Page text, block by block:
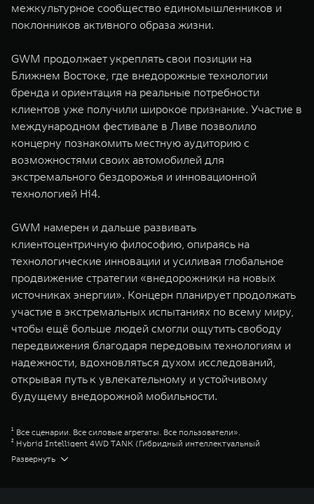
межкультурное сообщество единомышленников и
поклонников активного образа жизни.
GWM продолжает укреплять свои позиции на
Ближнем Востоке, где внедорожные технологии
бренда и ориентация на реальные потребности
клиентов уже получили широкое признание. Участие в
международном фестивале в Ливе позволило
концерну познакомить местную аудиторию с
возможностями своих автомобилей для
экстремального бездорожья и инновационной
технологией Hi4.
GWM намерен и дальше развивать
клиентоцентричную философию, опираясь на
технологические инновации и усиливая глобальное
продвижение стратегии «внедорожники на новых
источниках энергии». Концерн планирует продолжать
участие в экстремальных испытаниях по всему миру,
чтобы ещё больше людей смогли ощутить свободу
передвижения благодаря передовым технологиям и
надежности, вдохновляться духом исследований,
открывая путь к увлекательному и устойчивому
будущему внедорожной мобильности.
¹ Все сценарии. Все силовые агрегаты. Все пользователи».
² Hybrid Intelligent 4WD TANK (Гибридный интеллектуальный
полноприводный Тэнк)
³ Hybrid intelligent 4WD (Гибридный интеллектуальный
Развернуть